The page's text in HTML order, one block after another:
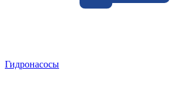
Гидронасосы